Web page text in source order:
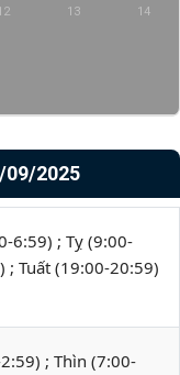
13 14
09/2025
6:59) ; Tỵ (9:00-
; Tuất (19:00-20:59)
; Thìn (7:00-